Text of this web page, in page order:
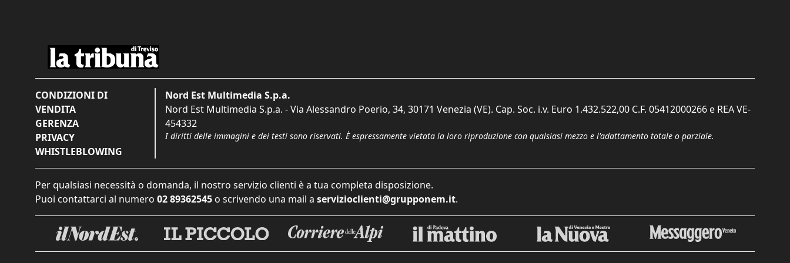
CONDIZIONI DI
VENDITA
GERENZA
PRIVACY
WHISTLEBLOWING
Nord Est Multimedia S.p.a.
Nord Est Multimedia S.p.a. - Via Alessandro Poerio, 34, 30171 Venezia (VE). Cap. Soc. i.v. Euro 1.432.522,00 C.F. 05412000266 e REA VE-
454332
I diritti delle immagini e dei testi sono riservati. È espressamente vietata la loro riproduzione con qualsiasi mezzo e l'adattamento totale o parziale.
Per qualsiasi necessità o domanda, il nostro servizio clienti è a tua completa disposizione.
Puoi contattarci al numero 02 89362545 o scrivendo una mail a servizioclienti@grupponem.it.